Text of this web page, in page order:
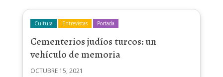
Cultura Entrevistas Portada
Cementerios judíos turcos: un
vehículo de memoria
OCTUBRE 15, 2021